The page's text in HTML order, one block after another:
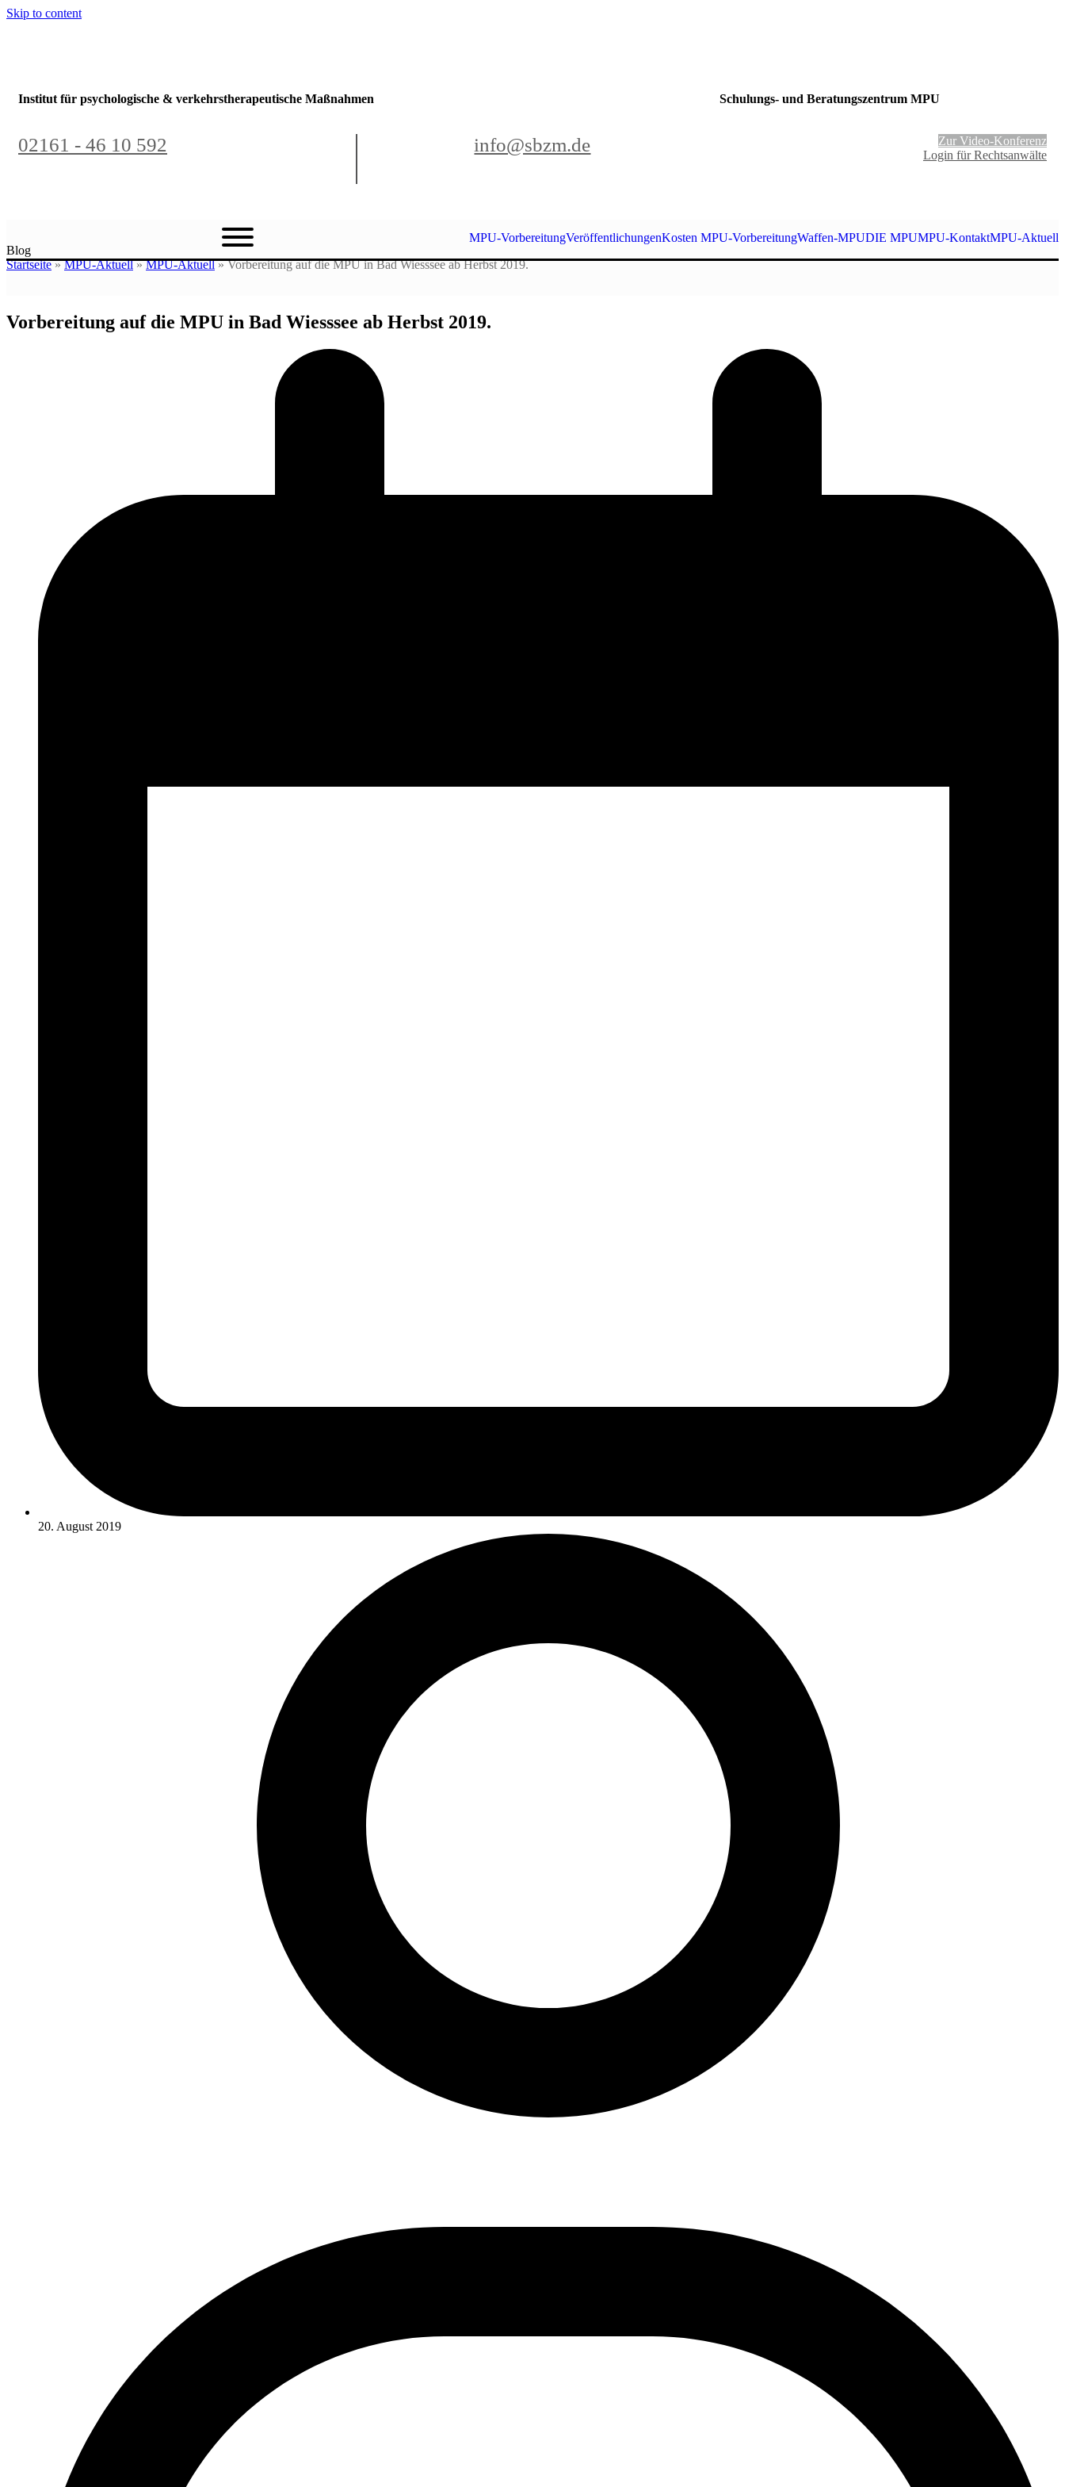
Skip to content
Institut für psychologische & verkehrstherapeutische Maßnahmen Schulungs- und Beratungszentrum MPU
02161 - 46 10 592 info@sbzm.de
Zur Video-Konferenz
Login für Rechtsanwälte
MPU-VorbereitungVeröffentlichungenKosten MPU-VorbereitungWaffen-MPUDIE MPUMPU-KontaktMPU-Aktuell
Blog
Startseite»MPU-Aktuell»MPU-Aktuell»Vorbereitung auf die MPU in Bad Wiesssee ab Herbst 2019.
Vorbereitung auf die MPU in Bad Wiesssee ab Herbst 2019.
20. August 2019